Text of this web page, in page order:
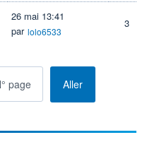
26 mai 13:41
par lolo6533
3
Allerà la page